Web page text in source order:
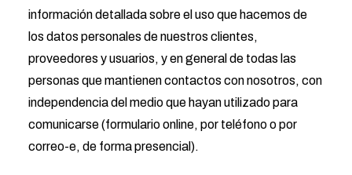
información detallada sobre el uso que hacemos de
los datos personales de nuestros clientes,
proveedores y usuarios, y en general de todas las
personas que mantienen contactos con nosotros, con
independencia del medio que hayan utilizado para
comunicarse (formulario online, por teléfono o por
correo-e, de forma presencial).